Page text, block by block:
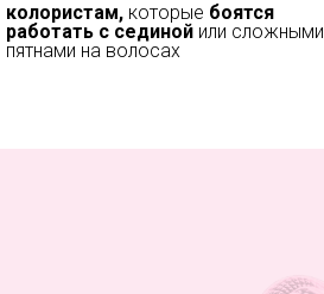
колористам, которые боятся
работать с сединой или сложными
пятнами на волосах